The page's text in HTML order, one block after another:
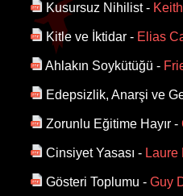
Kusursuz Nihilist -
Kitle ve İktidar - Elias
Ahlakın Soykütüğü -
Edepsizlik, Anarşi ve
Zorunlu Eğitime Hayır -
Cinsiyet Yasası - Laure
Gösteri Toplumu - Guy